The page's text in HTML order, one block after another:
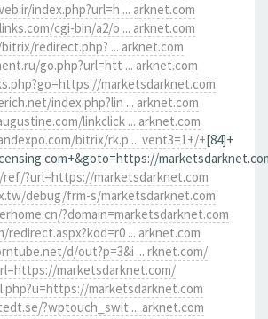
index.php?url=h ... arknet.com
cgi-bin/a2/o ... arknet.com
redirect.php? ... arknet.com
go.php?url=htt ... arknet.com
marketsdarknet.com
index.php?lin ... arknet.com
linkclick ... arknet.com
bitrix/rk.p ... vent3=1+/+[84]+
?url=https://marketsdarknet.com
debug/frm-s/marketsdarknet.com
?domain=marketsdarknet.com
... arknet.com
d/out?p=3&i ... rknet.com/
marketsdarknet.com/
marketsdarknet.com
?wptouch_swit ... arknet.com